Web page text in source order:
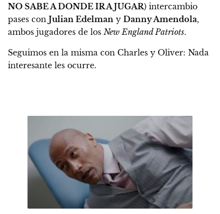
NO SABE A DONDE IR A JUGAR) intercambio
pases con Julian Edelman y Danny Amendola,
ambos jugadores de los New England Patriots.
Seguimos en la misma con Charles y Oliver: Nada
interesante les ocurre.